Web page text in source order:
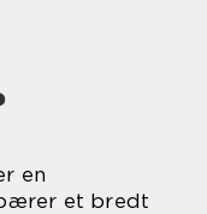
en
et bredt